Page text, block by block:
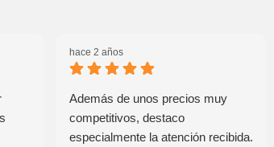
hace 2 años
Además de unos precios muy
competitivos, destaco
especialmente la atención recibida.